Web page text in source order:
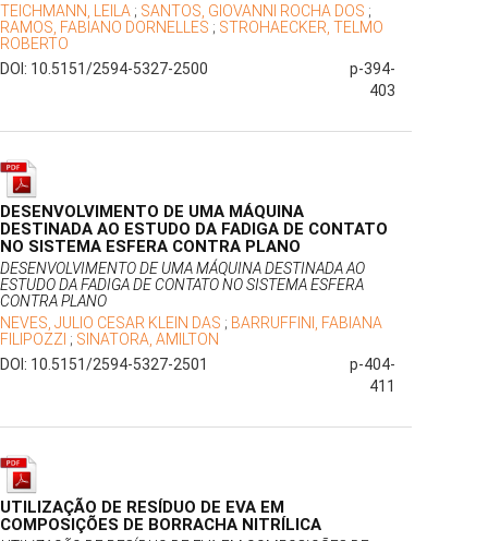
TEICHMANN, LEILA ; SANTOS, GIOVANNI ROCHA DOS ;
RAMOS, FABIANO DORNELLES ; STROHAECKER, TELMO
ROBERTO
DOI: 10.5151/2594-5327-2500
p-394-
403
DESENVOLVIMENTO DE UMA MÁQUINA
DESTINADA AO ESTUDO DA FADIGA DE CONTATO
NO SISTEMA ESFERA CONTRA PLANO
DESENVOLVIMENTO DE UMA MÁQUINA DESTINADA AO
ESTUDO DA FADIGA DE CONTATO NO SISTEMA ESFERA
CONTRA PLANO
NEVES, JULIO CESAR KLEIN DAS ; BARRUFFINI, FABIANA
FILIPOZZI ; SINATORA, AMILTON
DOI: 10.5151/2594-5327-2501
p-404-
411
UTILIZAÇÃO DE RESÍDUO DE EVA EM
COMPOSIÇÕES DE BORRACHA NITRÍLICA